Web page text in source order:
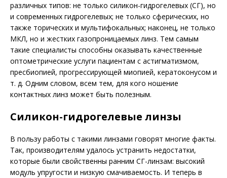
различных типов: не только силикон-гидрогелевых (СГ), но
и современных гидрогелевых; не только сферических, но
также торических и мультифокальных; наконец, не только
МКЛ, но и жестких газопроницаемых линз. Тем самым
такие специалисты способны оказывать качественные
оптометрические услуги пациентам с астигматизмом,
пресбиопией, прогрессирующей миопией, кератоконусом и
т. д. Одним словом, всем тем, для кого ношение
контактных линз может быть полезным.
Силикон-гидрогелевые линзы
В пользу работы с такими линзами говорят многие факты.
Так, производителям удалось устранить недостатки,
которые были свойственны ранним СГ-линзам: высокий
модуль упругости и низкую смачиваемость. И теперь в